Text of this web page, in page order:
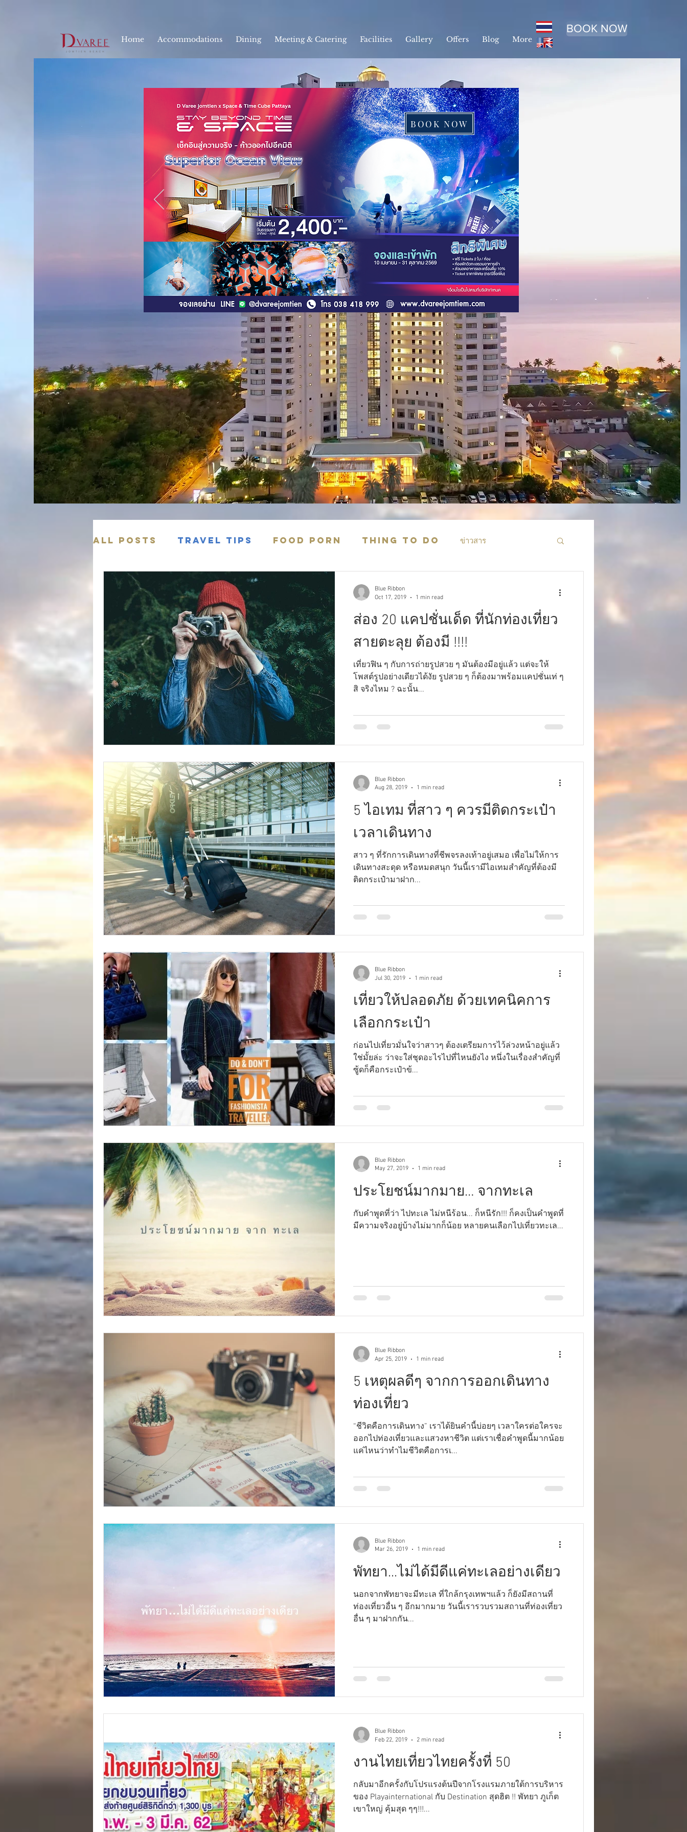
Home Accommodations Dining Meeting & Catering Facilities Gallery Offers Blog More
BOOK NOW
Discover more
BOOK NOW
All Posts Travel Tips FOOD PORN Thing to do ข่าวสาร
ส่อง 20 แคปชั่นเด็ด ที่นักท่องเที่ยว
สายตะลุย ต้องมี !!!!
เที่ยวฟิน ๆ กับการถ่ายรูปสวย ๆ มันต้องมีอยู่แล้ว แต่จะให้
โพสต์รูปอย่างเดียวได้งัย รูปสวย ๆ ก็ต้องมาพร้อมแคปชั่นเท่ ๆ
สิ จริงไหม ? ฉะนั้น...
Blue Ribbon
Oct 17, 2019
1 min read
5 ไอเทม ที่สาว ๆ ควรมีติดกระเป๋า
เวลาเดินทาง
สาว ๆ ที่รักการเดินทางที่ชีพจรลงเท้าอยู่เสมอ เพื่อไม่ให้การ
เดินทางสะดุด หรือหมดสนุก วันนี้เรามีไอเทมสำคัญที่ต้องมี
ติดกระเป๋ามาฝาก...
Blue Ribbon
Aug 28, 2019
1 min read
เที่ยวให้ปลอดภัย ด้วยเทคนิคการ
เลือกกระเป๋า
ก่อนไปเที่ยวมั่นใจว่าสาวๆ ต้องเตรียมการไว้ล่วงหน้าอยู่แล้ว
ใช่มั้ยล่ะ ว่าจะใส่ชุดอะไรไปที่ไหนยังไง หนึ่งในเรื่องสำคัญที่
ซู้ดก็คือกระเป๋าข้...
Blue Ribbon
Jul 30, 2019
1 min read
ประโยชน์มากมาย… จากทะเล
กับคำพูดที่ว่า ไปทะเล ไม่หนีร้อน... ก็หนีรัก!!! ก็คงเป็นคำพูดที่
มีความจริงอยู่บ้างไม่มากก็น้อย หลายคนเลือกไปเที่ยวทะเล...
Blue Ribbon
May 27, 2019
1 min read
5 เหตุผลดีๆ จากการออกเดินทาง
ท่องเที่ยว
“ชีวิตคือการเดินทาง” เราได้ยินคำนี้บ่อยๆ เวลาใครต่อใครจะ
ออกไปท่องเที่ยวและแสวงหาชีวิต แต่เราเชื่อคำพูดนี้มากน้อย
แค่ไหนว่าทำไมชีวิตคือการเ...
Blue Ribbon
Apr 25, 2019
1 min read
พัทยา...ไม่ได้มีดีแค่ทะเลอย่างเดียว
นอกจากพัทยาจะมีทะเล ที่ใกล้กรุงเทพฯแล้ว ก็ยังมีสถานที่
ท่องเที่ยวอื่น ๆ อีกมากมาย วันนี้เรารวบรวมสถานที่ท่องเที่ยว
อื่น ๆ มาฝากกัน...
Blue Ribbon
Mar 26, 2019
1 min read
งานไทยเที่ยวไทยครั้งที่ 50
กลับมาอีกครั้งกับโปรแรงต้นปีจากโรงแรมภายใต้การบริหาร
ของ Playainternational กับ Destination สุดฮิต !! พัทยา ภูเก็ต
เขาใหญ่ คุ้มสุด ๆๆ!!!...
Blue Ribbon
Feb 22, 2019
2 min read